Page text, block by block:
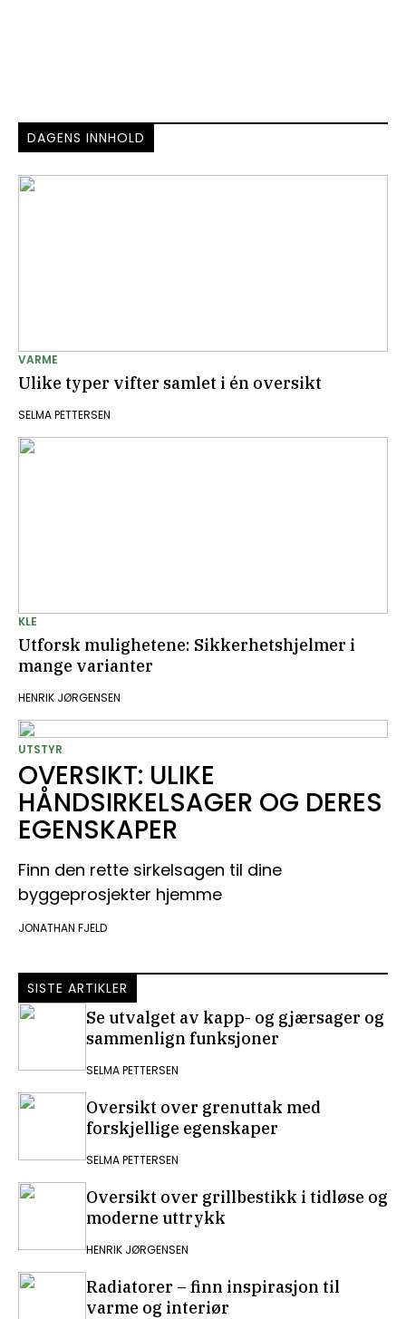
DAGENS INNHOLD
Ulike typer vifter samlet i én oversikt
VARME
SELMA PETTERSEN
Utforsk mulighetene: Sikkerhetshjelmer i
mange varianter
KLE
HENRIK JØRGENSEN
OVERSIKT: ULIKE
HÅNDSIRKELSAGER OG DERES
EGENSKAPER
Finn den rette sirkelsagen til dine
byggeprosjekter hjemme
UTSTYR
JONATHAN FJELD
SISTE ARTIKLER
Se utvalget av kapp- og gjærsager og
sammenlign funksjoner
SELMA PETTERSEN
Oversikt over grenuttak med
forskjellige egenskaper
SELMA PETTERSEN
Oversikt over grillbestikk i tidløse og
moderne uttrykk
HENRIK JØRGENSEN
Radiatorer – finn inspirasjon til
varme og interiør